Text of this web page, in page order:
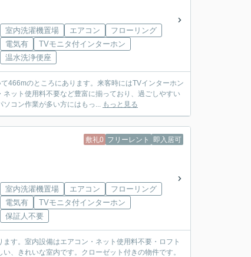
室内洗濯機置場 エアコン
フローリング
電気有
TVモニタ付インターホン
温水洗浄便座
466mのところにあります。来客時にはTVインターホン
ット使用料不要など豊富に揃っており、過ごしやすい
コン作業が多い方にはもっ... もっと見る
敷礼0 フリーレント 即入居可
室内洗濯機置場 エアコン
フローリング
電気有
TVモニタ付インターホン
保証人不要
す。室内設備はエアコン・ネット使用料不要・ロフト
、きれいな室内です。クローゼット付きの物件です。